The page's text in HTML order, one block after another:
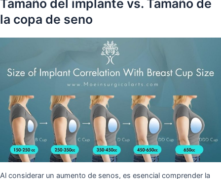
Tamaño del implante vs. Tamaño de
la copa de seno
Al considerar un aumento de senos, es esencial comprender la